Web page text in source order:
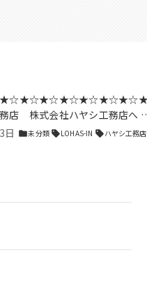
店 株式会社ハヤシ工務店へ
日 folder未分類 sellLOHAS-IN sellハヤシ工務店